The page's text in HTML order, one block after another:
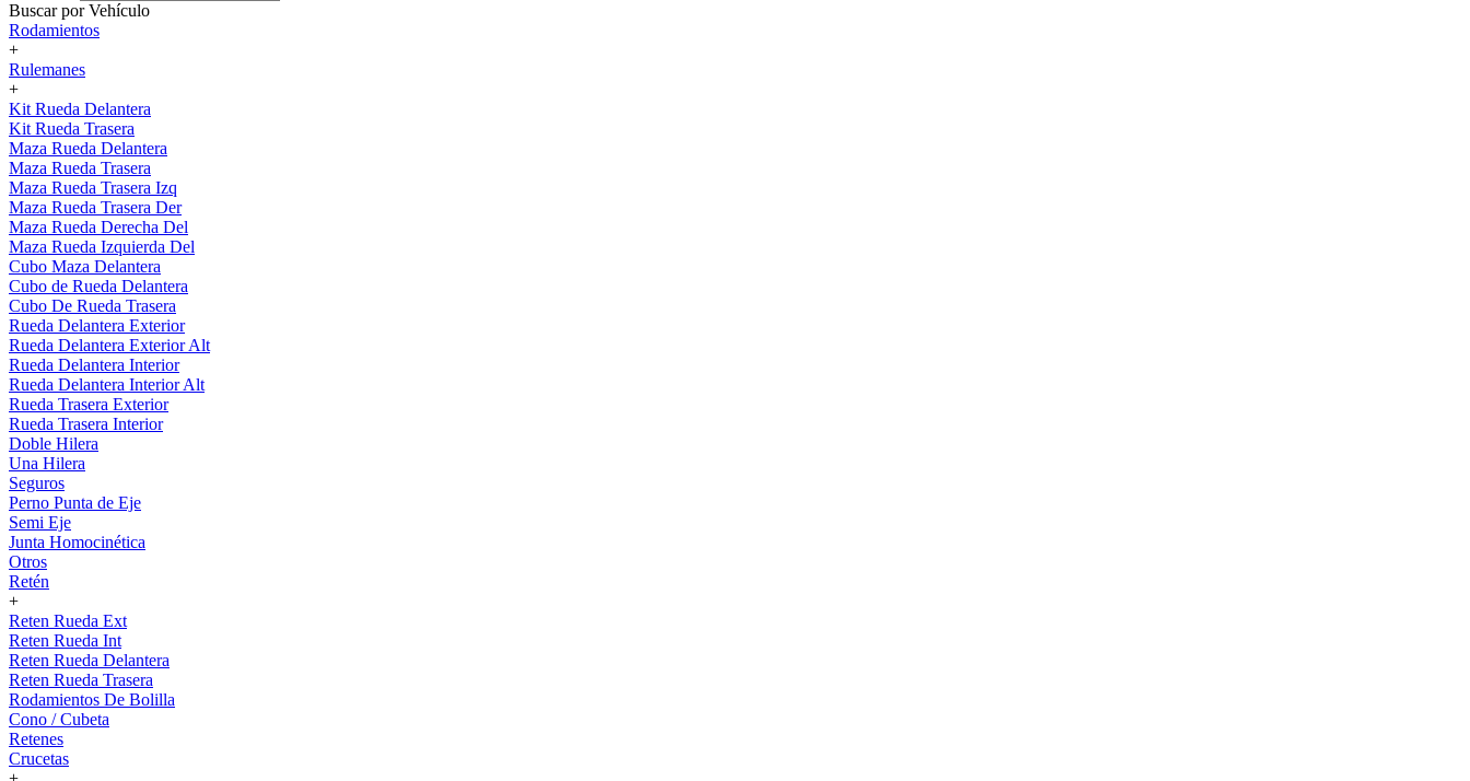
Buscar por Vehículo
Rodamientos
+
Rulemanes
+
Kit Rueda Delantera
Kit Rueda Trasera
Maza Rueda Delantera
Maza Rueda Trasera
Maza Rueda Trasera Izq
Maza Rueda Trasera Der
Maza Rueda Derecha Del
Maza Rueda Izquierda Del
Cubo Maza Delantera
Cubo de Rueda Delantera
Cubo De Rueda Trasera
Rueda Delantera Exterior
Rueda Delantera Exterior Alt
Rueda Delantera Interior
Rueda Delantera Interior Alt
Rueda Trasera Exterior
Rueda Trasera Interior
Doble Hilera
Una Hilera
Seguros
Perno Punta de Eje
Semi Eje
Junta Homocinética
Otros
Retén
+
Reten Rueda Ext
Reten Rueda Int
Reten Rueda Delantera
Reten Rueda Trasera
Rodamientos De Bolilla
Cono / Cubeta
Retenes
Crucetas